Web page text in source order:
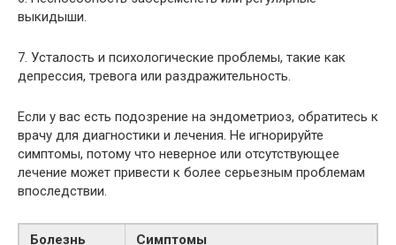
выкидыши.
7. Усталость и психологические проблемы, такие как
депрессия, тревога или раздражительность.
Если у вас есть подозрение на эндометриоз, обратитесь к
врачу для диагностики и лечения. Не игнорируйте
симптомы, потому что неверное или отсутствующее
лечение может привести к более серьезным проблемам
впоследствии.
Болезнь Симптомы